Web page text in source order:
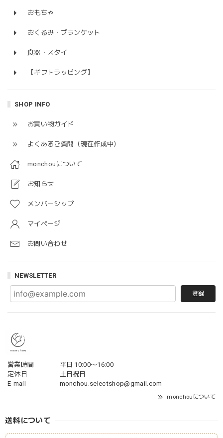
おもちゃ
おくるみ・ブランケット
食器・スタイ
【ギフトラッピング】
SHOP INFO
お買い物ガイド
よくあるご質問（現在作成中）
monchouについて
お知らせ
メンバーシップ
マイページ
お問い合わせ
NEWSLETTER
登録
営業時間
平日 10:00〜16:00
定休日
土日祝日
E-mail
monchou.selectshop@gmail.com
monchouについて
送料について